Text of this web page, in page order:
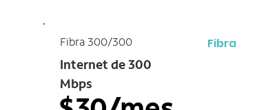
Fibra 300/300 Fibra
Internet de 300
Mbps